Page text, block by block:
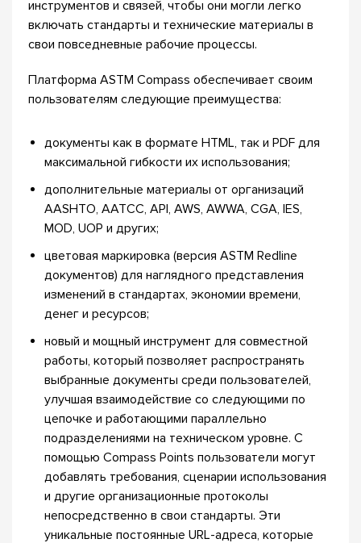
инструментов и связей, чтобы они могли легко
включать стандарты и технические материалы в
свои повседневные рабочие процессы.
Платформа ASTM Compass обеспечивает своим
пользователям следующие преимущества:
документы как в формате HTML, так и PDF для
максимальной гибкости их использования;
дополнительные материалы от организаций
AASHTO, AATCC, API, AWS, AWWA, CGA, IES,
MOD, UOP и других;
цветовая маркировка (версия ASTM Redline
документов) для наглядного представления
изменений в стандартах, экономии времени,
денег и ресурсов;
новый и мощный инструмент для совместной
работы, который позволяет распространять
выбранные документы среди пользователей,
улучшая взаимодействие со следующими по
цепочке и работающими параллельно
подразделениями на техническом уровне. С
помощью Compass Points пользователи могут
добавлять требования, сценарии использования
и другие организационные протоколы
непосредственно в свои стандарты. Эти
уникальные постоянные URL-адреса, которые